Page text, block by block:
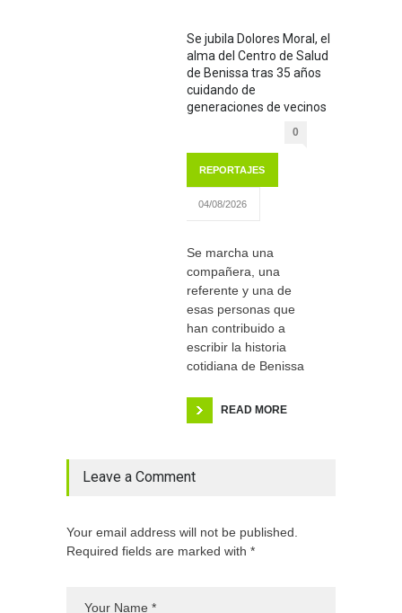
Se jubila Dolores Moral, el
alma del Centro de Salud
de Benissa tras 35 años
cuidando de
generaciones de vecinos
0
REPORTAJES
04/08/2026
Se marcha una
compañera, una
referente y una de
esas personas que
han contribuido a
escribir la historia
cotidiana de Benissa
READ MORE
Leave a Comment
Your email address will not be published.
Required fields are marked with *